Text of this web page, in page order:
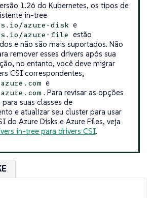
1.26 do Kubernetes, os tipos de
in-tree
azure-disk e
azure-file estão
e não são mais suportados. Não
remover esses drivers após sua
no entanto, você deve migrar
CSI correspondentes,
e
. Para revisar as opções
suas classes de
e atualizar seu cluster para usar
do Azure Disks e Azure Files, veja
in-tree para drivers CSI.